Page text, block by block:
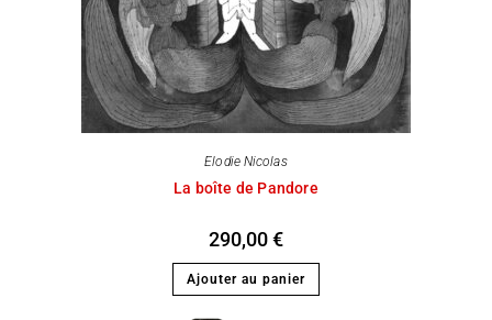
Elodie Nicolas
La boîte de Pandore
290,00€
Ajouter au panier